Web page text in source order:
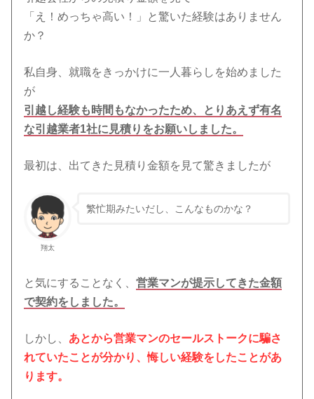
「え！めっちゃ高い！」と驚いた経験はありません
か？
私自身、就職をきっかけに一人暮らしを始めました
が
引越し経験も時間もなかったため、とりあえず有名
な引越業者1社に見積りをお願いしました。
最初は、出てきた見積り金額を見て驚きましたが
翔太
繁忙期みたいだし、こんなものかな？
と気にすることなく、営業マンが提示してきた金額
で契約をしました。
しかし、 あとから営業マンのセールストークに騙さ
れていたことが分かり、悔しい経験をしたことがあ
ります。